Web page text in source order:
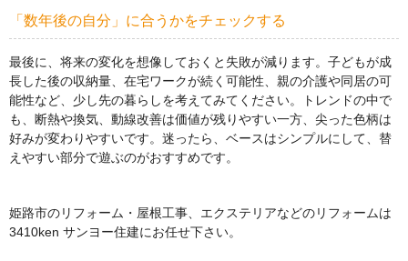
「数年後の自分」に合うかをチェックする
最後に、将来の変化を想像しておくと失敗が減ります。子どもが成
長した後の収納量、在宅ワークが続く可能性、親の介護や同居の可
能性など、少し先の暮らしを考えてみてください。トレンドの中で
も、断熱や換気、動線改善は価値が残りやすい一方、尖った色柄は
好みが変わりやすいです。迷ったら、ベースはシンプルにして、替
えやすい部分で遊ぶのがおすすめです。
姫路市のリフォーム・屋根工事、エクステリアなどのリフォームは
3410ken サンヨー住建にお任せ下さい。